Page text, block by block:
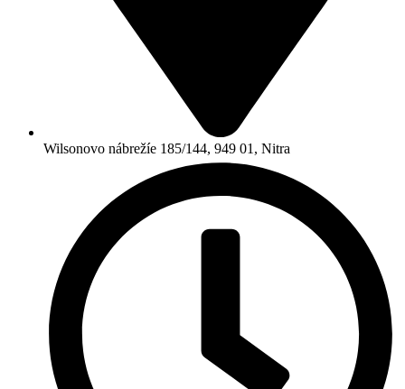
Wilsonovo nábrežíe 185/144, 949 01, Nitra